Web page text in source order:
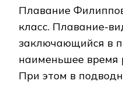
Плавание
класс. Плавание-
заключающийся в
наименьшее время
При этом в